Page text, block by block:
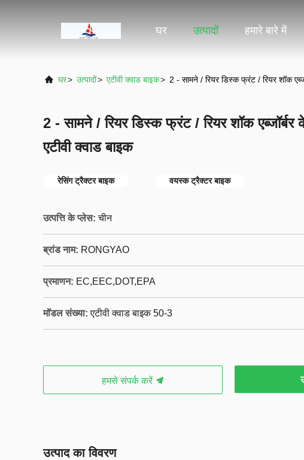
घर उत्पादों हमारे बारे में
घर> उत्पादों> एटीवी क्वाड बाइक> 2 - सामने / रियर डिस्क फ्रंट / रियर शॉक
2 - सामने / रियर डिस्क फ्रंट / रियर शॉक
एटीवी क्वाड बाइक
रेसिंग ट्रैक्टर बाइक वयस्क ट्रैक्टर बाइक
उत्पत्ति के प्लेस: चीन
ब्रांड नाम: RONGYAO
प्रमाणन: EC,EEC,DOT,EPA
मॉडल संख्या: एटीवी क्वाड बाइक 50-3
हमसे संपर्क करें
उत्पाद का विवरण